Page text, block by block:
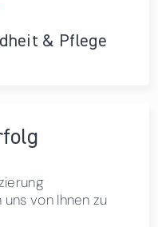
& Pflege
von Ihnen zu